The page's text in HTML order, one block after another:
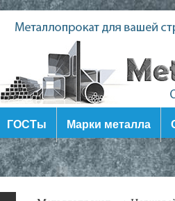
ГОСТы Марки металла